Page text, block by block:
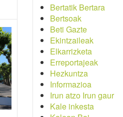
Bertatik Bertara
Bertsoak
Beti Gazte
Ekintzaileak
Elkarrizketa
Erreportajeak
Hezkuntza
Informazioa
Irun atzo Irun gaur
Kale inkesta